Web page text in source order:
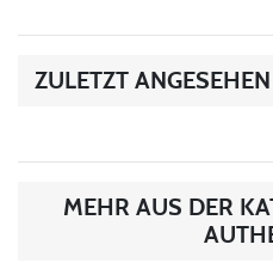
ZULETZT ANGESEHEN
MEHR AUS DER